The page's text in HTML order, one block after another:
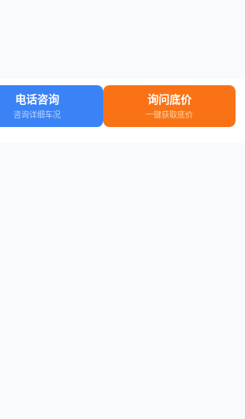
电话咨询
咨询详细车况
询问底价
一键获取底价
车源 知识 登录